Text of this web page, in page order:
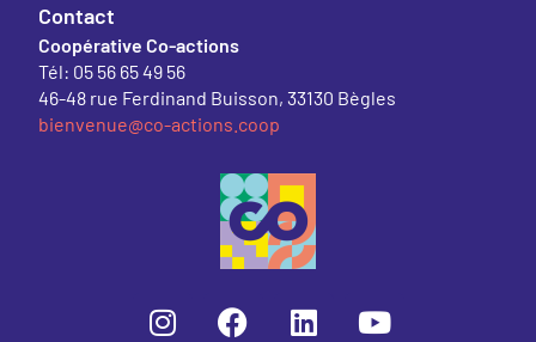
Contact
Coopérative Co-actions
Tél: 05 56 65 49 56
46-48 rue Ferdinand Buisson, 33130 Bègles
bienvenue@co-actions.coop